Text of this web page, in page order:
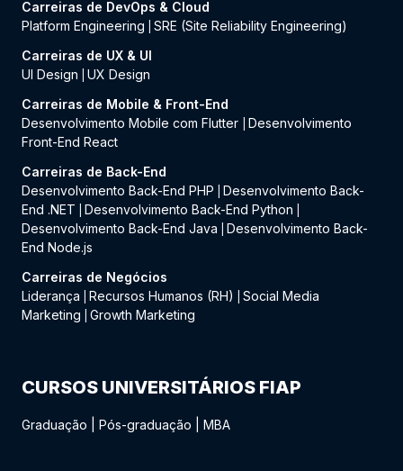
Carreiras de DevOps & Cloud
Platform Engineering
SRE (Site Reliability Engineering)
Carreiras de UX & UI
UI Design
UX Design
Carreiras de Mobile & Front-End
Desenvolvimento Mobile com Flutter
Desenvolvimento
Front-End React
Carreiras de Back-End
Desenvolvimento Back-End PHP
Desenvolvimento Back-
End .NET
Desenvolvimento Back-End Python
Desenvolvimento Back-End Java
Desenvolvimento Back-
End Node.js
Carreiras de Negócios
Liderança
Recursos Humanos (RH)
Social Media
Marketing
Growth Marketing
CURSOS UNIVERSITÁRIOS FIAP
Graduação Pós-graduação MBA